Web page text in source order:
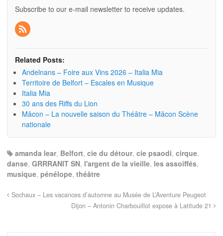
Subscribe to our e-mail newsletter to receive updates.
Related Posts:
Andelnans – Foire aux Vins 2026 – Italia Mia
Territoire de Belfort – Escales en Musique
Italia Mia
30 ans des Riffs du Lion
Mâcon – La nouvelle saison du Théâtre – Mâcon Scène
nationale
amanda lear, Belfort, cie du détour, cie psaodi, cirque,
danse, GRRRANIT SN, l'argent de la vieille, les assoiffés,
musique, pénélope, théâtre
Sochaux – Les vacances d’automne au Musée de L’Aventure Peugeot
Dijon – Antonin Charbouillot expose à Latitude 21